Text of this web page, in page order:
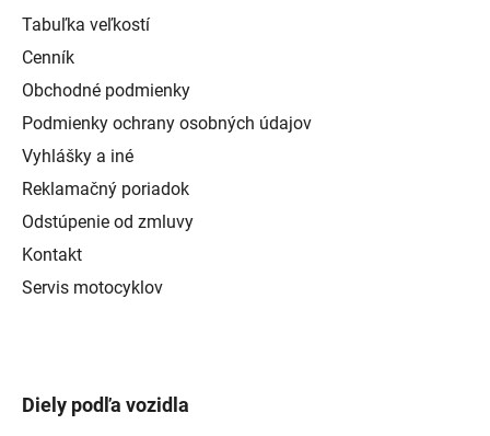
Tabuľka veľkostí
Cenník
Obchodné podmienky
Podmienky ochrany osobných údajov
Vyhlášky a iné
Reklamačný poriadok
Odstúpenie od zmluvy
Kontakt
Servis motocyklov
Diely podľa vozidla